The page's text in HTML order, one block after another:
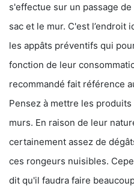
s'effectue sur un passage
sac et le mur. C'est l’endroit
les appâts préventifs qui
fonction de leur
recommandé fait référence
Pensez à mettre les
murs. En raison de leur
certainement assez de
ces rongeurs nuisibles.
dit qu'il faudra faire